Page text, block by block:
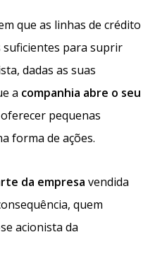
que as linhas de crédito
suficientes para suprir
dadas as suas
a companhia abre o seu
pequenas
forma de ações.
da empresa vendida
quem
acionista da